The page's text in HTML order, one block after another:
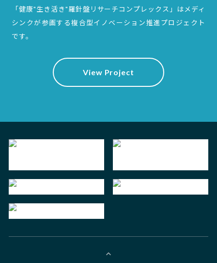
「健康"生き活き"羅針盤リサーチコンプレックス」は メディ
シンクが参画する複合型イノベーション推進プロジェクト
です。
View Project